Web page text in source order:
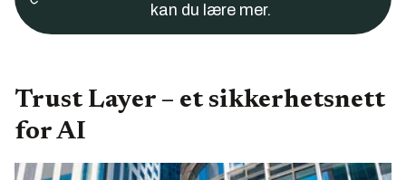
kan du lære mer.
Trust Layer – et sikkerhetsnett
for AI